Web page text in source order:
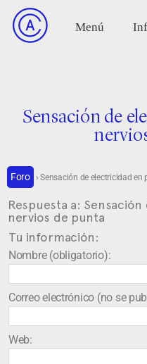
Sensación de
Foro › Sensación de electricidad en
Respuesta a:
nervios de punta
Tu información:
Nombre (obligatorio):
Correo electrónico (no se
Web: